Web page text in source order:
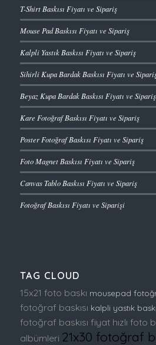
T-Shirt Baskısı Fiyatı ve Sipariş
Mouse Pad Baskısı Fiyatı ve Sipariş
Kalpli Yastık Baskısı Fiyatı ve Sipariş
Sihirli Kupa Bardak Baskısı Fiyatı ve
Beyaz Kupa Bardak Baskısı Fiyatı ve Sipariş
Kare Fotoğraf Baskısı Fiyatı ve Sipariş
Poster Fotoğraf Baskısı Fiyatı ve Sipariş
Foto Magnet Baskısı Fiyatı ve Sipariş
Canvas Tablo Baskısı Fiyatı ve Sipariş
Fotoğraf Baskısı Fiyatı ve Siparişi
TAG CLOUD
15x21 foto baskı mousepad
fotoğraf baskısı kalpli yastık
fotoğraf baskısı fiyat hızlı foto
albümleri 21x30 fotoğraf